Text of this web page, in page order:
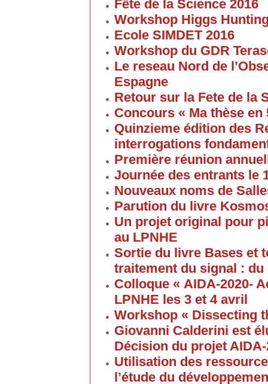
Fête de la Science 2016
Workshop Higgs
Ecole SIMDET 2016
Workshop du GDR
Le reseau Nord de
Espagne
Retour sur la Fete de la
Concours « Ma thèse
Quinzieme édition des
interrogations
Première réunion
Journée des entrants le
Nouveaux noms de
Parution du livre
Un projet original pour
au LPNHE
Sortie du livre Bases et
traitement du signal :
Colloque « AIDA-2020-
LPNHE les 3 et 4 avril
Workshop « Dissecting
Giovanni Calderini est
Décision du projet AIDA-
Utilisation des
l’étude du